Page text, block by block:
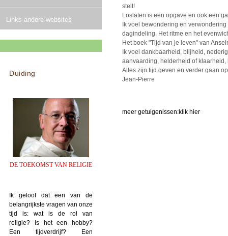
Links andere websites
Duiding
DE TOEKOMST VAN RELIGIE
Ik geloof dat een van de
belangrijkste vragen van onze
tijd is: wat is de rol van
religie? Is het een hobby?
Een tijdverdrijf? Een
stelt!
Loslaten is een opgave en ook een
Ik voel bewondering en
dagindeling. Het ritme en het
Het boek "Tijd van je leven" van
Ik voel dankbaarheid, blijheid,
aanvaarding, helderheid of
Alles zijn tijd geven en verder gaan
Jean-Pierre
meer getuigenissen:klik hier